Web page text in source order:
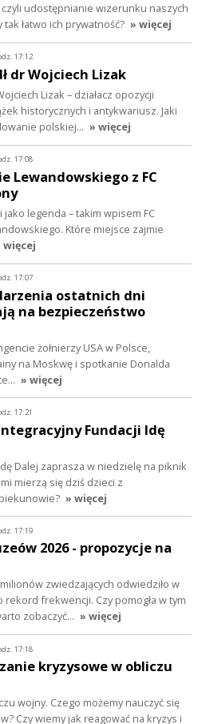
udostępnianie wizerunku naszych
łatwo ich prywatność? » więcej
17:12
dr Wojciech Lizak
Lizak – działacz opozycji
historycznych i antykwariusz. Jaki
polskiej… » więcej
17:08
Lewandowskiego z FC
legenda – takim wpisem FC
Które miejsce zajmie
więcej
17:07
ostatnich dni
na bezpieczeństwo
żołnierzy USA w Polsce,
na Moskwę i spotkanie Donalda
» więcej
17:21
Fundacji Idę
Dalej zaprasza w niedzielę na piknik
mierzą się dziś dzieci z
» więcej
17:19
2026 - propozycje na
zwiedzających odwiedziło w
frekwencji. Czy pomogła w tym
zobaczyć… » więcej
17:18
kryzysowe w obliczu
wojny. Czego możemy nauczyć się
Czy wiemy jak reagować na kryzys i